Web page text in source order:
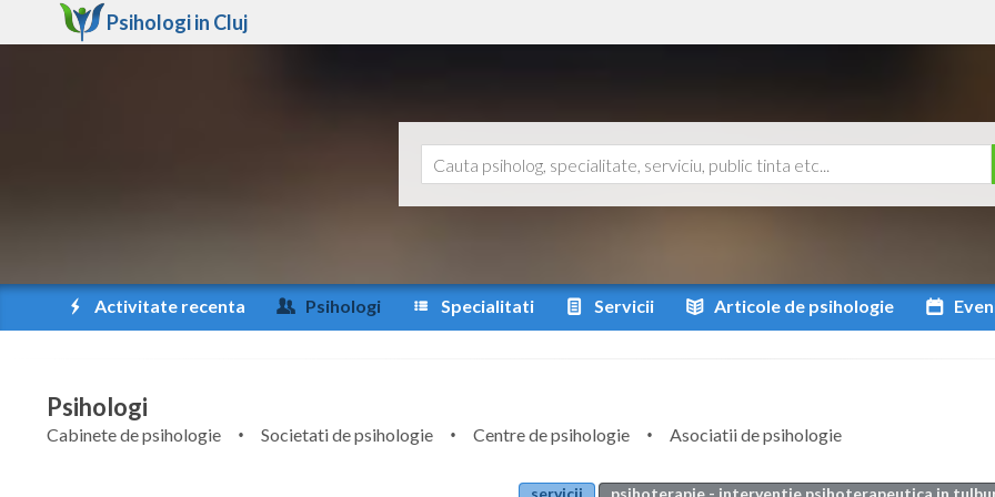
Psihologi in Cluj
Activitate recenta Psihologi Specialitati Servicii Articole de psihologie
Psihologi
Cabinete de psihologie Societati de psihologie Centre de psihologie
Asociatii de psihologie
servicii
psihoterapie - interventie psihoterapeutica in